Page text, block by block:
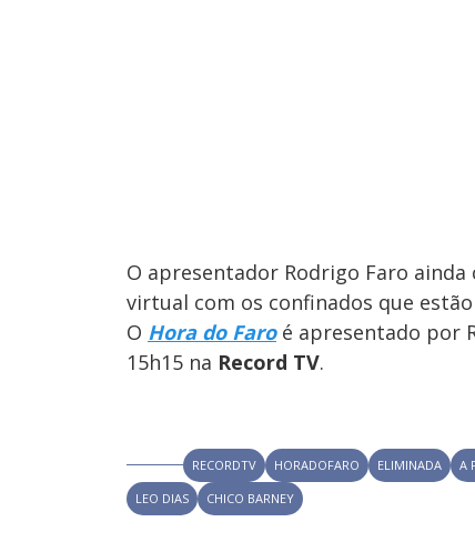
O apresentador Rodrigo Faro ainda
virtual com os confinados que
O Hora do Faroé apresentado por
15h15 na Record TV.
RECORDTV HORADOFARO ELIMINADA A
LEO DIAS
CHICO BARNEY